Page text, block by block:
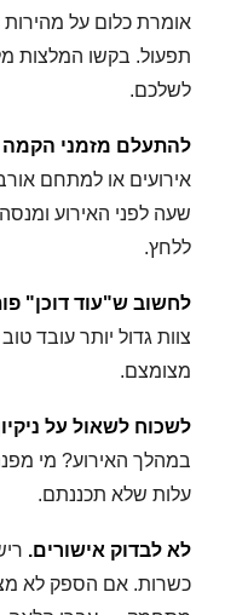
אומרת כלום על מהירות
תפעול. בקשו המלצות
לשלכם.
להתעלם מזמני הקמה
אירועים או למתחם
שעה לפני האירוע
ללחץ.
לחשוב ש"עוד דוכן"
צוות גדול יותר עובד
מצומצם.
לשכוח לשאול על ניקיון
במהלך האירוע? מי
עלות שלא תכננתם.
לא לבדוק אישורים.
כשרות. אם הספק לא